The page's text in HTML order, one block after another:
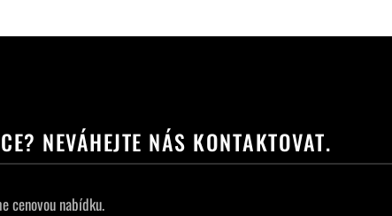
NEVÁHEJTE NÁS KONTAKTOVAT.
cenovou nabídku.